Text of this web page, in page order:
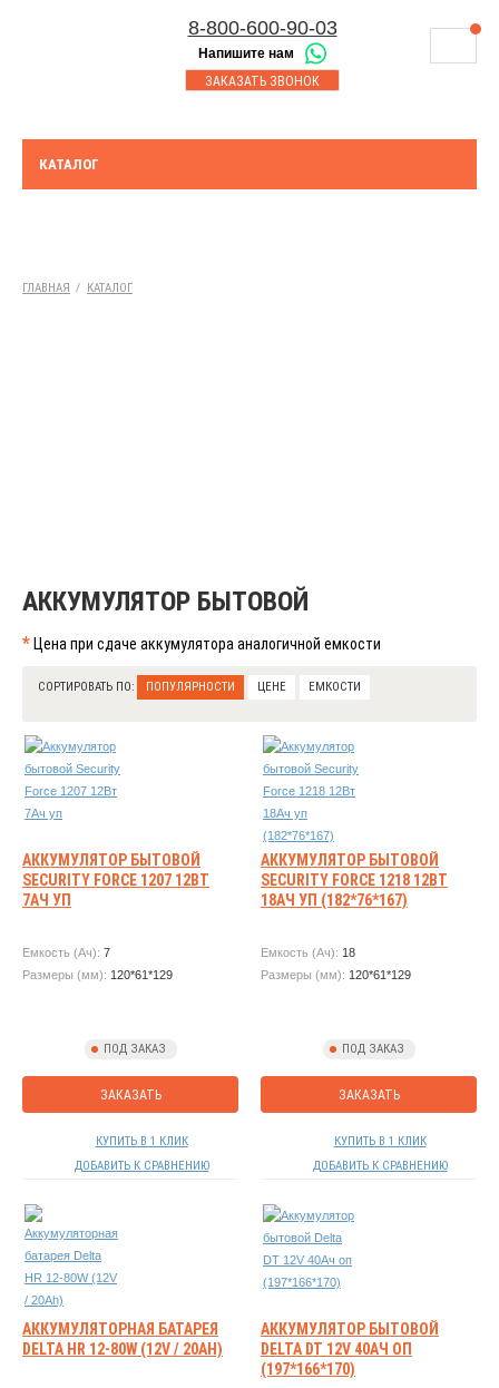
8-800-600-90-03
Напишите нам
ЗАКАЗАТЬ ЗВОНОК
Корзина
ОПЛАТА
8-843-230-17-45
Казань
Набережные Челны
КАТАЛОГ
ГЛАВНАЯ / КАТАЛОГ
АККУМУЛЯТОР БЫТОВОЙ
* Цена при сдаче аккумулятора аналогичной емкости
СОРТИРОВАТЬ ПО: ПОПУЛЯРНОСТИ ЦЕНЕ ЕМКОСТИ
АККУМУЛЯТОР БЫТОВОЙ
SECURITY FORCE 1207 12ВТ
7АЧ УП
Емкость (Ач): 7
Размеры (мм): 120*61*129
ПОД ЗАКАЗ
ЗАКАЗАТЬ
КУПИТЬ В 1 КЛИК
ДОБАВИТЬ К СРАВНЕНИЮ
АККУМУЛЯТОР БЫТОВОЙ
SECURITY FORCE 1218 12ВТ
18АЧ УП (182*76*167)
Емкость (Ач): 18
Размеры (мм): 120*61*129
ПОД ЗАКАЗ
ЗАКАЗАТЬ
КУПИТЬ В 1 КЛИК
ДОБАВИТЬ К СРАВНЕНИЮ
АККУМУЛЯТОРНАЯ БАТАРЕЯ
DELTA HR 12-80W (12V / 20AH)
АККУМУЛЯТОР БЫТОВОЙ
DELTA DT 12V 40АЧ ОП
(197*166*170)